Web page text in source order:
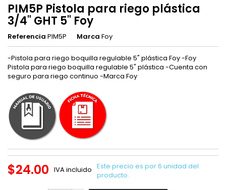
PIM5P Pistola para riego plástica
3/4" GHT 5" Foy
Referencia PIM5P Marca Foy
-Pistola para riego boquilla regulable 5" plástica Foy -Foy
Pistola para riego boquilla regulable 5" plástica -Cuenta con
seguro para riego continuo -Marca Foy
$24.00 IVA incluido Este precio es por 6 unidad del
producto.